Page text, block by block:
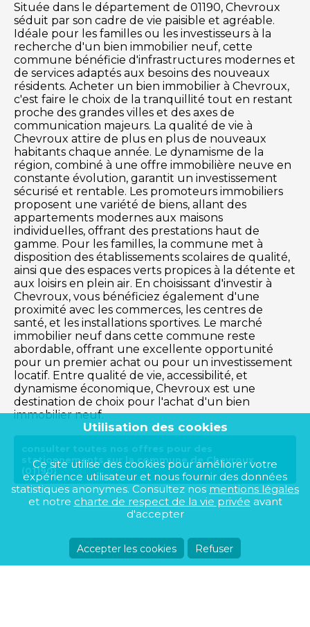
Située dans le département de 01190, Chevroux
séduit par son cadre de vie paisible et agréable.
Idéale pour les familles ou les investisseurs à la
recherche d'un bien immobilier neuf, cette
commune bénéficie d'infrastructures modernes et
de services adaptés aux besoins des nouveaux
résidents. Acheter un bien immobilier à Chevroux,
c'est faire le choix de la tranquillité tout en restant
proche des grandes villes et des axes de
communication majeurs. La qualité de vie à
Chevroux attire de plus en plus de nouveaux
habitants chaque année. Le dynamisme de la
région, combiné à une offre immobilière neuve en
constante évolution, garantit un investissement
sécurisé et rentable. Les promoteurs immobiliers
proposent une variété de biens, allant des
appartements modernes aux maisons
individuelles, offrant des prestations haut de
gamme. Pour les familles, la commune met à
disposition des établissements scolaires de qualité,
ainsi que des espaces verts propices à la détente et
aux loisirs en plein air. En choisissant d'investir à
Chevroux, vous bénéficiez également d'une
proximité avec les commerces, les centres de
santé, et les installations sportives. Le marché
immobilier neuf dans cette commune reste
abordable, offrant une excellente opportunité
pour un premier achat ou pour un investissement
locatif. Entre qualité de vie, accessibilité, et
dynamisme économique, Chevroux est une
destination de choix pour l'achat d'un bien
immobilier neuf.
consulter toutes nos offres pour des
stationnements sur la commune de Chevroux
(01190)
Utilisation des cookies
Ce site utilise des cookies pour améliorer votre
expérience utilisateur et nous fournir des données
statistiques anonymes. Consultez nos mentions légales
et notre charte de respect de la vie privée avant
d'accepter
Accepter les cookies Refuser